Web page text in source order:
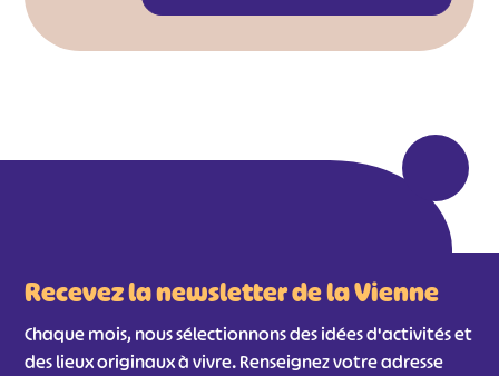
Recevez la newsletter de la Vienne
Chaque mois, nous sélectionnons des idées d'activités et
des lieux originaux à vivre. Renseignez votre adresse